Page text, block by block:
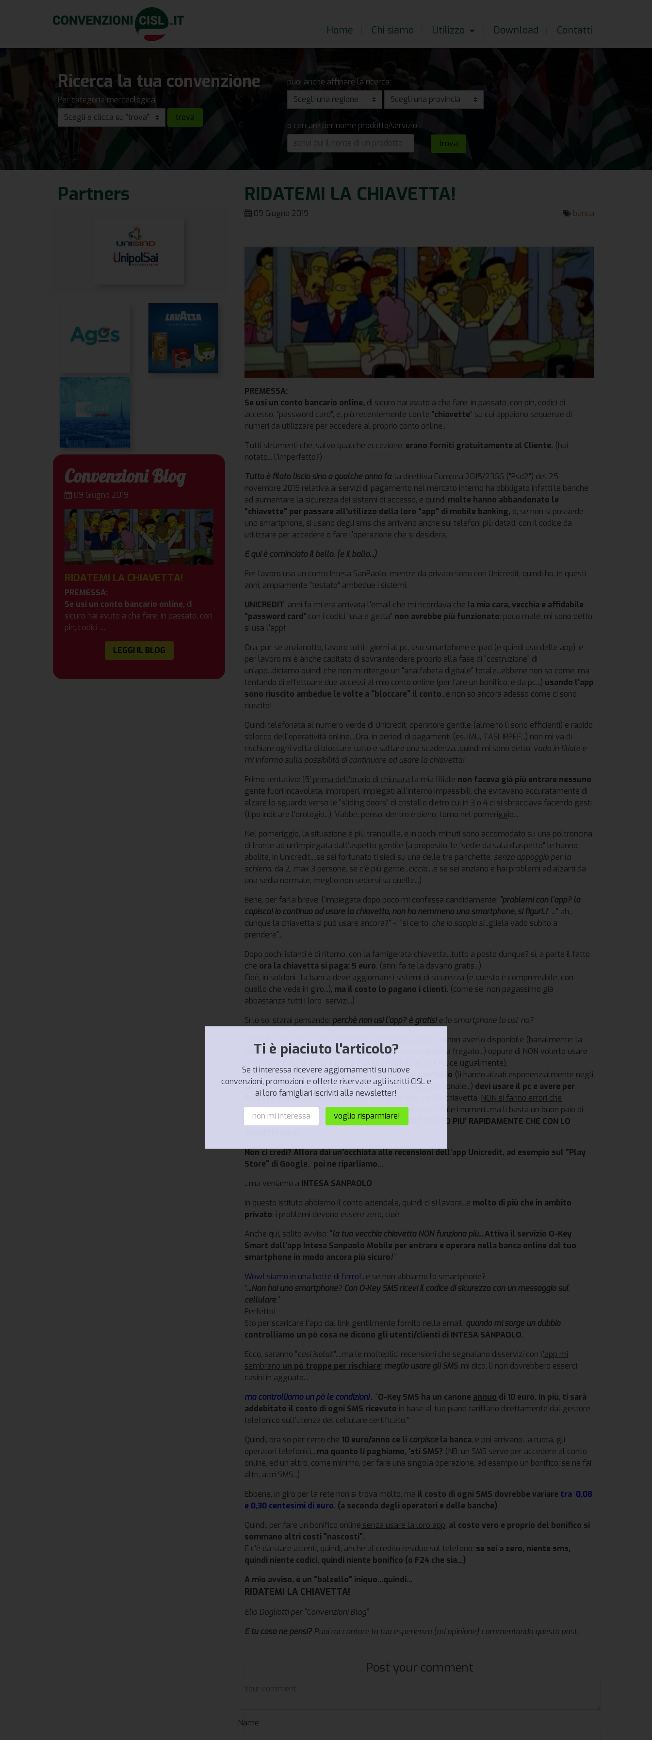
Home Chi siamo Utilizzo Download Contatti
Ricerca la tua convenzione
Per categoria merceologica:
puoi anche affinare la ricerca:
o cercare per nome prodotto/servizio
RIDATEMI LA CHIAVETTA!
09 Giugno 2019 banca
PREMESSA:
Se usi un conto bancario online, di sicuro hai avuto a che fare, in passato, con pin, codici di
accesso, "password card", e, più recentemente con le "chiavette" su cui appaiono sequenze di
numeri da utilizzare per accedere al proprio conto online...
Tutti strumenti che, salvo qualche eccezione, erano forniti gratuitamente al Cliente. (hai
notato... l'imperfetto?)
Tutto è filato liscio sino a qualche anno fa: la direttiva Europea 2015/2366 ("Psd2") del 25
novembre 2015 relativa ai servizi di pagamento nel mercato interno ha obbligato infatti le banche
ad aumentare la sicurezza dei sistemi di accesso, e quindi molte hanno abbandonato le
"chiavette" per passare all'utilizzo della loro "app" di mobile banking, o, se non si possiede
uno smartphone, si usano degli sms che arrivano anche sui telefoni più datati, con il codice da
utilizzare per accedere o fare l'operazione che si desidera.
E qui è cominciato il bello. (e il ballo...)
Per lavoro uso un conto Intesa SanPaolo, mentre da privato sono con Unicredit, quindi ho, in questi
anni, ampiamente "testato" ambedue i sistemi.
UNICREDIT: anni fa mi era arrivata l'email che mi ricordava che la mia cara, vecchia e affidabile
"password card" con i codici "usa e getta" non avrebbe più funzionato: poco male, mi sono detto,
si usa l'app!
Ora, pur se anzianotto, lavoro tutti i giorni al pc, uso smartphone e ipad (e quindi uso delle app), e
per lavoro mi è anche capitato di sovraintendere proprio alla fase di "costruzione" di
un'app...diciamo quindi che non mi ritengo un "analfabeta digitale" totale...ebbene non so come, ma
tentando di effettuare due accessi al mio conto online (per fare un bonifico, e da pc...) usando l'app
sono riuscito ambedue le volte a "bloccare" il conto...e non so ancora adesso come ci sono
riuscito!
Quindi telefonata al numero verde di Unicredit, operatore gentile (almeno lì sono efficienti) e rapido
sblocco dell'operatività online....Ora, in periodi di pagamenti (es. IMU, TASI, IRPEF...) non mi va di
rischiare ogni volta di bloccare tutto e saltare una scadenza...quindi mi sono detto: vado in filiale e
mi informo sulla possibilità di continuare ad usare la chiavetta!
Primo tentativo: 15' prima dell'orario di chiusura la mia filiale non faceva già più entrare nessuno:
gente fuori incavolata, improperi, impiegati all'interno impassibili, che evitavano accuratamente di
alzare lo sguardo verso le "sliding doors" di cristallo dietro cui in 3 o 4 ci si sbracciava facendo gesti
(tipo indicare l'orologio...). Vabbè, penso, dentro è pieno, torno nel pomeriggio....
Nel pomeriggio, la situazione è più tranquilla, e in pochi minuti sono accomodato su una poltroncina,
di fronte ad un'impiegata dall'aspetto gentile (a proposito, le "sedie da sala d'aspetto" le hanno
abolite, in Unicredit....se sei fortunato ti siedi su una delle tre panchette, senza appoggio per la
schiena, da 2, max 3 persone, se c'è più gente...ciccia....e se sei anziano e hai problemi ad alzarti da
una sedia normale, meglio non sedersi su quelle...)
Bene, per farla breve, l'impiegata dopo poco mi confessa candidamente: "problemi con l'app? la
capisco! io continuo ad usare la chiavetta, non ho nemmeno uno smartphone, si figuri..!" ..." ah,,
dunque la chiavetta si può usare ancora?" - "sì certo, che io sappia sì...gliela vado subito a
prendere"...
Dopo pochi istanti è di ritorno, con la famigerata chiavetta...tutto a posto dunque? sì, a parte il fatto
che ora la chiavetta si paga: 5 euro. (anni fa te la davano gratis...)
Cioè, in soldoni : la banca deve aggiornare i sistemi di sicurezza (e questo è comprensibile, con
quello che vede in giro...), ma il costo lo pagano i clienti. (come se non pagassimo già
abbastanza tutti i loro servizi...)
Sì lo so, starai pensando: perchè non usi l'app? è gratis!e lo smartphone lo usi, no?
Certo, lo uso, ma ci sono svariati casi in cui può capitare di non averlo disponibile (banalmente: la
batteria si è scaricata, non c'è rete dati, te lo hanno appena fregato...) oppure di NON volerlo usare
(sarà raro, ma c'è ancora gente che se ne priva....e vive felice ugualmente).
Ecco, in questi casi,se vuoi evitare i costi dello sportello (li hanno alzati esponenzialmente negli
ultimi anni, in modo da ridurre l'afflusso ed eliminare personale...) devi usare il pc e avere per
forza la chiavetta :così ho pagato, anche perchè, con la chiavetta, NON si fanno errori che
bloccano il conto online(vabbè, a meno di non copiare male i numeri...ma lì basta un buon paio di
occhiali) e soprattutto, incredibile a dirsi...SI FA PIU' TUTTO PIU' RAPIDAMENTE CHE CON LO
Non ci credi? Allora dai un'occhiata alle recensioni dell'app Unicredit, ad esempio sul "Play
Store" di Google. poi ne riparliamo...
...ma veniamo a INTESA SANPAOLO
In questo Istituto abbiamo il conto aziendale, quindi ci si lavora...e molto di più che in ambito
privato: i problemi devono essere zero, cioè.
Anche qui, solito avviso: "la tua vecchia chiavetta NON funziona più... Attiva il servizio O-Key
Smart dall'app Intesa Sanpaolo Mobile per entrare e operare nella banca online dal tuo
smartphone in modo ancora più sicuro!"
Wow! siamo in una botte di ferro!...e se non abbiamo lo smartphone?
"...Non hai uno smartphone? ConO-Key SMS ricevi il codice di sicurezza con un messaggio sul
cellulare."
Perfetto!
Sto per scaricare l'app dal link gentilmente fornito nella email, quando mi sorge un dubbio:
controlliamo un pò cosa ne dicono gli utenti/clienti di INTESA SANPAOLO.
Ecco, saranno "casi isolati"....ma le molteplici recensioni che segnalano disservizi con l'app mi
sembrano un pò troppe per rischiare: meglio usare gli SMS, mi dico, lì non dovrebbero esserci
casini in agguato....
ma controlliamo un pò le condizioni... "O-Key SMS ha un canone annuo di 10 euro. In più, ti sarà
addebitato il costo di ogni SMS ricevuto in base al tuo piano tariffario direttamente dal gestore
telefonico sull’utenza del cellulare certificato."
Quindi, ora so per certo che 10 euro/anno ce li carpisce la banca, e poi arrivano, a ruota, gli
operatori telefonici....ma quanto li paghiamo, 'sti SMS? (NB: un SMS serve per accedere al conto
online, ed un altro, come minimo, per fare una singola operazione, ad esempio un bonifico; se ne fai
altri, altri SMS...)
Ebbene, in giro per la rete non si trova molto, ma il costo di ogni SMS dovrebbe variare tra 0,08
e 0,30 centesimi di euro. (a seconda degli operatori e delle banche)
Quindi, per fare un bonifico online senza usare la loro app, al costo vero e proprio del bonifico si
sommano altri costi "nascosti".
E c'è da stare attenti, quindi, anche al credito residuo sul telefono: se sei a zero, niente sms,
quindi niente codici, quindi niente bonifico (o F24 che sia...)
A mio avviso, è un "balzello" iniquo...quindi...
RIDATEMI LA CHIAVETTA!
Elio Dogliotti per "Convenzioni Blog"
E tu cosa ne pensi? Puoi raccontare la tua esperienza (od opinione) commentando questo post.
Post your comment
Name
Ti è piaciuto l'articolo?
Se ti interessa ricevere aggiornamenti su nuove
convenzioni, promozioni e offerte riservate agli iscritti CISL e
ai loro famigliari iscriviti alla newsletter!
non mi interessa voglio risparmiare!
Partners
Convenzioni Blog
09 Giugno 2019
RIDATEMI LA CHIAVETTA!
PREMESSA:
Se usi un conto bancario online, di
sicuro hai avuto a che fare, in passato, con
pin, codici …
LEGGI IL BLOG